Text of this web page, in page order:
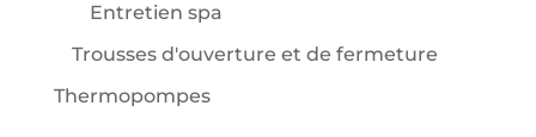
Entretien spa
Trousses d'ouverture et de fermeture
Thermopompes